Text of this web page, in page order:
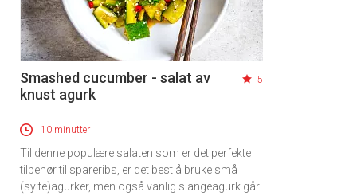
Smashed cucumber - salat av
knust agurk
5
10 minutter
Til denne populære salaten som er det perfekte
tilbehør til spareribs, er det best å bruke små
(sylte)agurker, men også vanlig slangeagurk går